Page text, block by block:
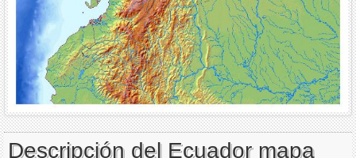
Descripción del Ecuador mapa